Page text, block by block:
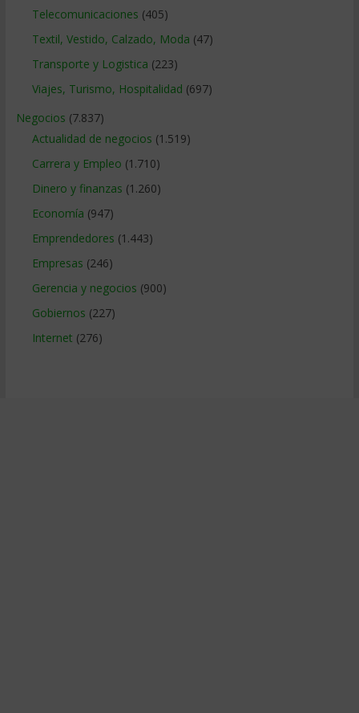
Telecomunicaciones (405)
Textil, Vestido, Calzado, Moda (47)
Transporte y Logistica (223)
Viajes, Turismo, Hospitalidad (697)
Negocios (7.837)
Actualidad de negocios (1.519)
Carrera y Empleo (1.710)
Dinero y finanzas (1.260)
Economía (947)
Emprendedores (1.443)
Empresas (246)
Gerencia y negocios (900)
Gobiernos (227)
Internet (276)